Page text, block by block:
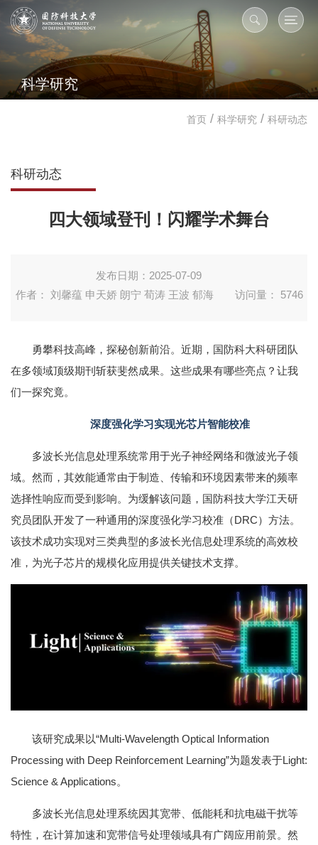
科学研究
首页 / 科学研究 / 科研动态
科研动态
四大领域登刊！闪耀学术舞台
发布日期：2025-07-09
作者： 刘馨蕴 申天娇 朗宁 荀涛 王波 郁海
访问量： 5746
勇攀科技高峰，探秘创新前沿。近期，国防科大科研团队
在多领域顶级期刊斩获斐然成果。这些成果有哪些亮点？让我
们一探究竟。
深度强化学习实现光芯片智能校准
多波长光信息处理系统常用于光子神经网络和微波光子领
域。然而，其效能通常由于制造、传输和环境因素带来的频率
选择性响应而受到影响。为缓解该问题，国防科技大学江天研
究员团队开发了一种通用的深度强化学习校准（DRC）方法。
该技术成功实现对三类典型的多波长光信息处理系统的高效校
准，为光子芯片的规模化应用提供关键技术支撑。
该研究成果以“Multi-Wavelength Optical Information
Processing with Deep Reinforcement Learning”为题发表于Light:
Science & Applications。
多波长光信息处理系统因其宽带、低能耗和抗电磁干扰等
特性，在计算加速和宽带信号处理领域具有广阔应用前景。然